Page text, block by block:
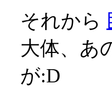
それから
大体、あ
が:D